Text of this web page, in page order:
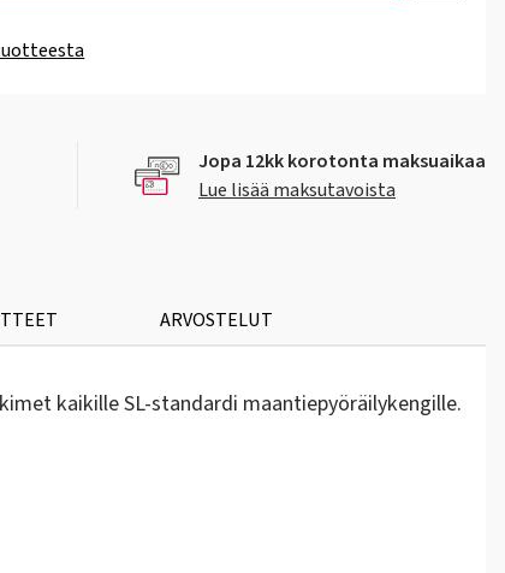
Jopa 12kk korotonta maksuaikaa
Lue lisää maksutavoista
ARVOSTELUT
kaikille SL-standardi maantiepyöräilykengille.